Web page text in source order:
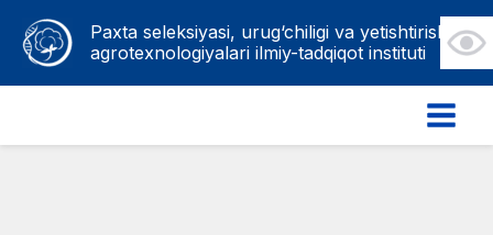
Перейти
содержимому
Paxta seleksiyasi, urug‘chiligi va yetishtirish
agrotexnologiyalari ilmiy-tadqiqot instituti